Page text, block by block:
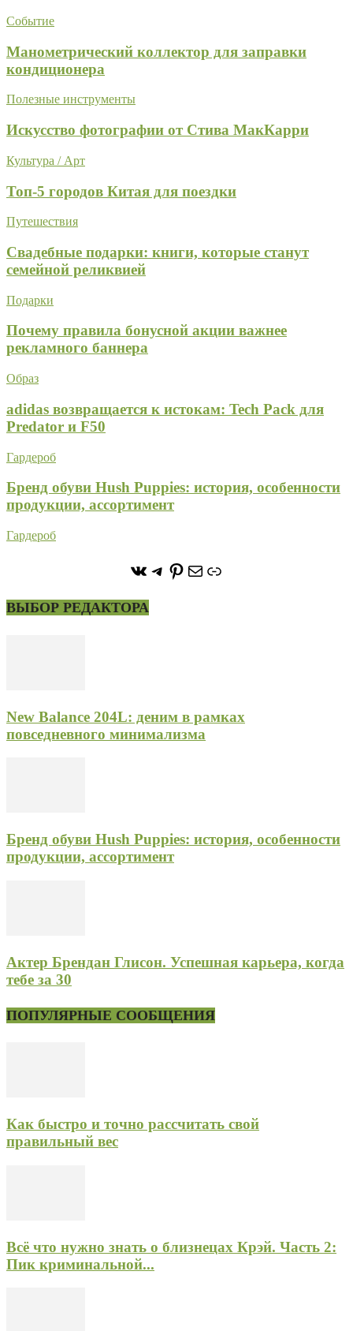
Событие
Манометрический коллектор для заправки
кондиционера
Полезные инструменты
Искусство фотографии от Стива МакКарри
Культура / Арт
Топ-5 городов Китая для поездки
Путешествия
Свадебные подарки: книги, которые станут
семейной реликвией
Подарки
Почему правила бонусной акции важнее
рекламного баннера
Образ
adidas возвращается к истокам: Tech Pack для
Predator и F50
Гардероб
Бренд обуви Hush Puppies: история, особенности
продукции, ассортимент
Гардероб
https://vk.com/
https://t.me/stoneforest
https://
ПочтаСсылка
ВЫБОР РЕДАКТОРА
New Balance 204L: деним в рамках
повседневного минимализма
Бренд обуви Hush Puppies: история, особенности
продукции, ассортимент
Актер Брендан Глисон. Успешная карьера, когда
тебе за 30
ПОПУЛЯРНЫЕ СООБЩЕНИЯ
Как быстро и точно рассчитать свой
правильный вес
Всё что нужно знать о близнецах Крэй. Часть 2:
Пик криминальной...